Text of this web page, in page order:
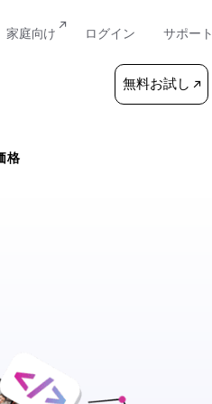
無料お試し
家庭向け ログイン サポート
格